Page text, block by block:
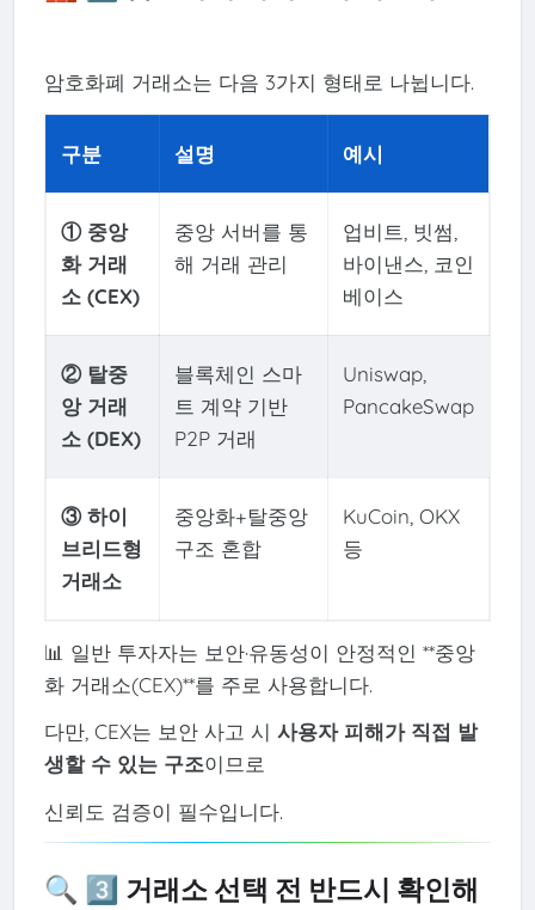
암호화폐 거래소는 다음 3가지 형태로 나뉩니다.
구분 설명 예시
① 중앙
화 거래
소 (CEX)
중앙 서버를 통
해 거래 관리
업비트, 빗썸,
바이낸스, 코인
베이스
② 탈중
앙 거래
소 (DEX)
블록체인 스마
트 계약 기반
P2P 거래
Uniswap,
PancakeSwap
③ 하이
브리드형
거래소
중앙화+탈중앙
구조 혼합
KuCoin, OKX
등
📊 일반 투자자는 보안·유동성이 안정적인 **중앙
화 거래소(CEX)**를 주로 사용합니다.
다만, CEX는 보안 사고 시 사용자 피해가 직접 발
생할 수 있는 구조이므로
신뢰도 검증이 필수입니다.
🔍 3️⃣ 거래소 선택 전 반드시 확인해